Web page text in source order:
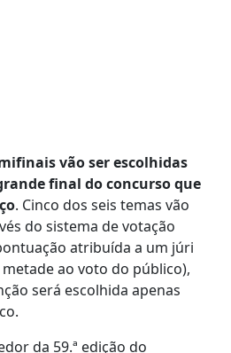
vão ser escolhidas
final do concurso que
. Cinco dos seis temas vão
do sistema de votação
atribuída a um júri
ao voto do público),
será escolhida apenas
da 59.ª edição do